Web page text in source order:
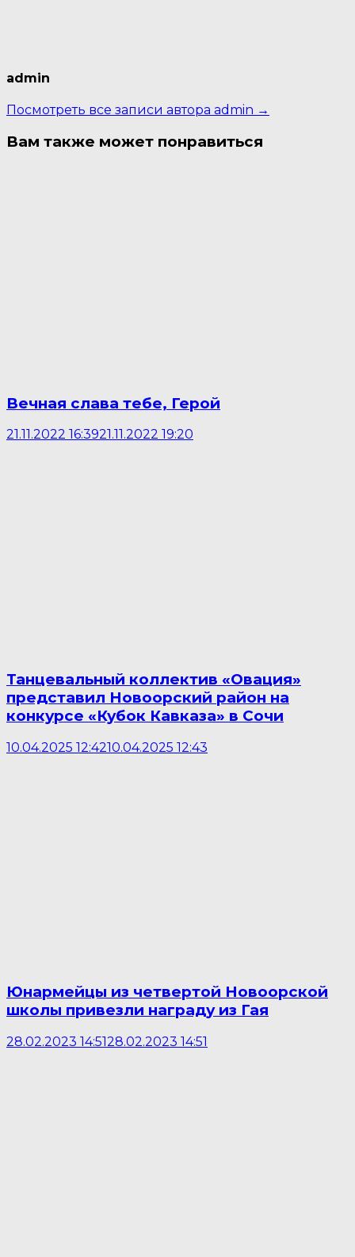
admin
Посмотреть все записи автора admin →
Вам также может понравиться
Вечная слава тебе, Герой
21.11.2022 16:3921.11.2022 19:20
Танцевальный коллектив «Овация»
представил Новоорский район на
конкурсе «Кубок Кавказа» в Сочи
10.04.2025 12:4210.04.2025 12:43
Юнармейцы из четвертой Новоорской
школы привезли награду из Гая
28.02.2023 14:5128.02.2023 14:51